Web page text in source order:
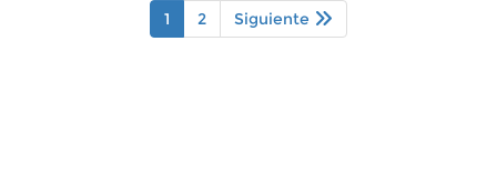
1 2 Siguiente